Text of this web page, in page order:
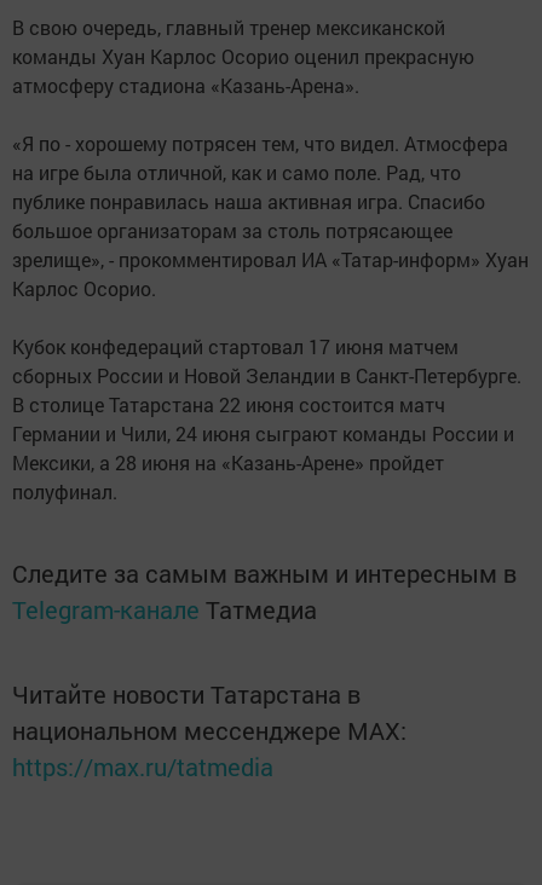
В свою очередь, главный тренер мексиканской
команды Хуан Карлос Осорио оценил прекрасную
атмосферу стадиона «Казань-Арена».
«Я по - хорошему потрясен тем, что видел. Атмосфера
на игре была отличной, как и само поле. Рад, что
публике понравилась наша активная игра. Спасибо
большое организаторам за столь потрясающее
зрелище», - прокомментировал ИА «Татар-информ» Хуан
Карлос Осорио.
Кубок конфедераций стартовал 17 июня матчем
сборных России и Новой Зеландии в Санкт-Петербурге.
В столице Татарстана 22 июня состоится матч
Германии и Чили, 24 июня сыграют команды России и
Мексики, а 28 июня на «Казань-Арене» пройдет
полуфинал.
Следите за самым важным и интересным в
Telegram-канале Татмедиа
Читайте новости Татарстана в
национальном мессенджере MАХ:
https://max.ru/tatmedia